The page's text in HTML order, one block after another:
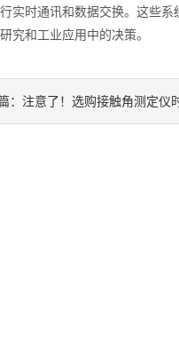
实时通讯和数据交换。这些
究和工业应用中的决策。
： 注意了！选购接触角测定仪